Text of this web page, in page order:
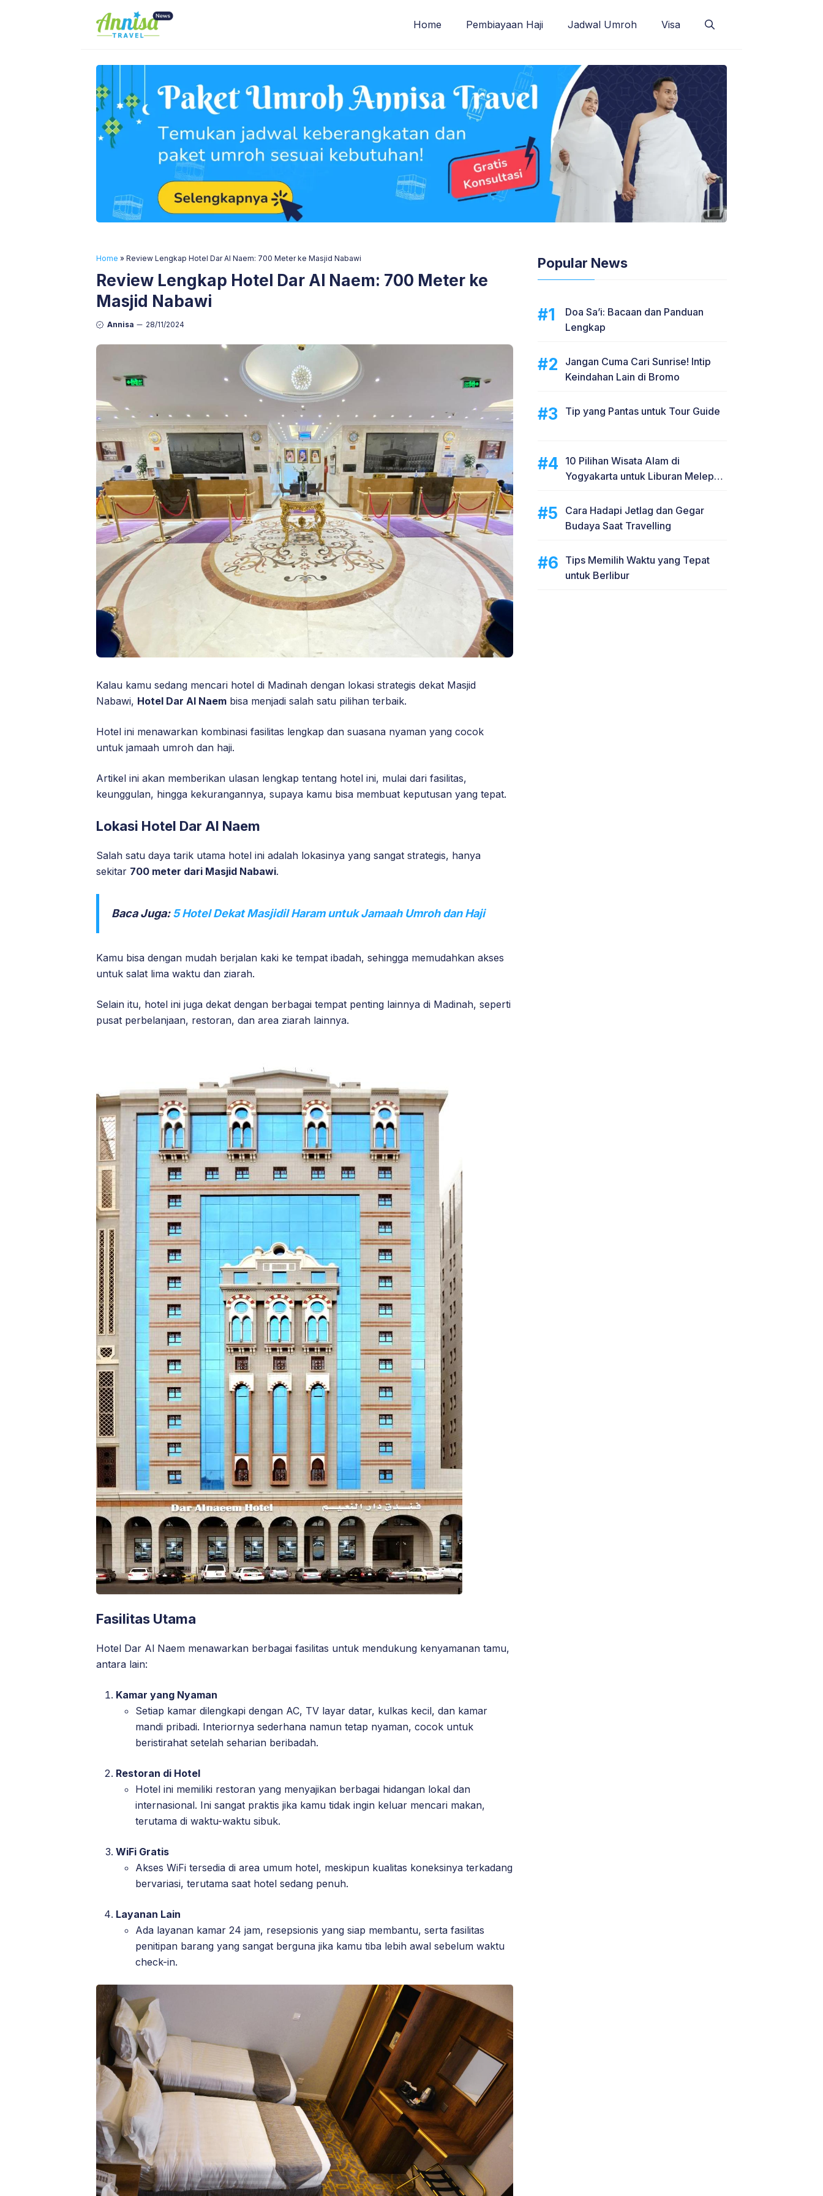
Home Pembiayaan Haji Jadwal Umroh Visa
Home » Review Lengkap Hotel Dar Al Naem: 700 Meter ke Masjid Nabawi
Review Lengkap Hotel Dar Al Naem: 700 Meter ke
Masjid Nabawi
Annisa 28/11/2024
Kalau kamu sedang mencari hotel di Madinah dengan lokasi strategis dekat Masjid
Nabawi, Hotel Dar Al Naem bisa menjadi salah satu pilihan terbaik.
Hotel ini menawarkan kombinasi fasilitas lengkap dan suasana nyaman yang cocok
untuk jamaah umroh dan haji.
Artikel ini akan memberikan ulasan lengkap tentang hotel ini, mulai dari fasilitas,
keunggulan, hingga kekurangannya, supaya kamu bisa membuat keputusan yang tepat.
Lokasi Hotel Dar Al Naem
Salah satu daya tarik utama hotel ini adalah lokasinya yang sangat strategis, hanya
sekitar 700 meter dari Masjid Nabawi.
Baca Juga:5 Hotel Dekat Masjidil Haram untuk Jamaah Umroh dan Haji
Kamu bisa dengan mudah berjalan kaki ke tempat ibadah, sehingga memudahkan akses
untuk salat lima waktu dan ziarah.
Selain itu, hotel ini juga dekat dengan berbagai tempat penting lainnya di Madinah, seperti
pusat perbelanjaan, restoran, dan area ziarah lainnya.
Fasilitas Utama
Hotel Dar Al Naem menawarkan berbagai fasilitas untuk mendukung kenyamanan tamu,
antara lain:
Kamar yang Nyaman
Setiap kamar dilengkapi dengan AC, TV layar datar, kulkas kecil, dan kamar
mandi pribadi. Interiornya sederhana namun tetap nyaman, cocok untuk
beristirahat setelah seharian beribadah.
Restoran di Hotel
Hotel ini memiliki restoran yang menyajikan berbagai hidangan lokal dan
internasional. Ini sangat praktis jika kamu tidak ingin keluar mencari makan,
terutama di waktu-waktu sibuk.
WiFi Gratis
Akses WiFi tersedia di area umum hotel, meskipun kualitas koneksinya terkadang
bervariasi, terutama saat hotel sedang penuh.
Layanan Lain
Ada layanan kamar 24 jam, resepsionis yang siap membantu, serta fasilitas
penitipan barang yang sangat berguna jika kamu tiba lebih awal sebelum waktu
check-in.
Popular News
Doa Sa’i: Bacaan dan Panduan
Lengkap
Jangan Cuma Cari Sunrise! Intip
Keindahan Lain di Bromo
Tip yang Pantas untuk Tour Guide
10 Pilihan Wisata Alam di
Yogyakarta untuk Liburan Melepas
Cara Hadapi Jetlag dan Gegar
Budaya Saat Travelling
Tips Memilih Waktu yang Tepat
untuk Berlibur